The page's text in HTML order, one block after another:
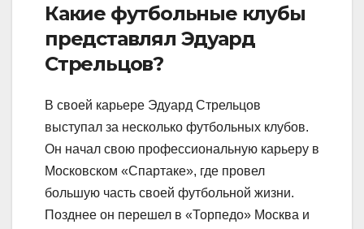
Какие футбольные клубы
представлял Эдуард
Стрельцов?
В своей карьере Эдуард Стрельцов
выступал за несколько футбольных клубов.
Он начал свою профессиональную карьеру в
Московском «Спартаке», где провел
большую часть своей футбольной жизни.
Позднее он перешел в «Торпедо» Москва и